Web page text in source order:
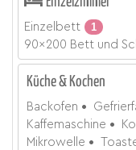
Einzelbett
1
90x200 Bett und
Küche & Kochen
Backofen
Kaffemaschine
Mikrowelle